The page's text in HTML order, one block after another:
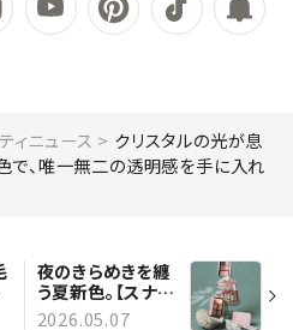
ィニュース
クリスタルの光が息
色で、唯一無二の透明感を手に入れ
夜のきらめきを纏
う夏新色。【スナイ
デル ビューティ】
2026.05.07